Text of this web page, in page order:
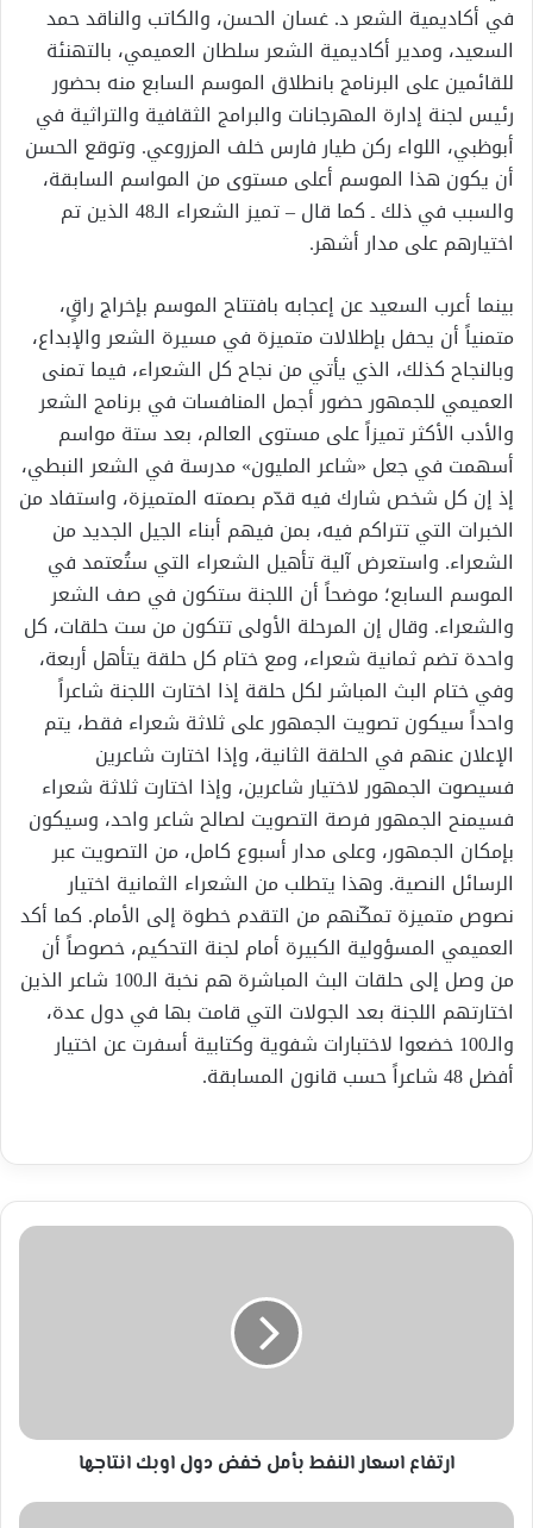
في أكاديمية الشعر د. غسان الحسن، والكاتب والناقد حمد
السعيد، ومدير أكاديمية الشعر سلطان العميمي، بالتهنئة
للقائمين على البرنامج بانطلاق الموسم السابع منه بحضور
رئيس لجنة إدارة المهرجانات والبرامج الثقافية والتراثية في
أبوظبي، اللواء ركن طيار فارس خلف المزروعي. وتوقع الحسن
أن يكون هذا الموسم أعلى مستوى من المواسم السابقة،
والسبب في ذلك ـ كما قال – تميز الشعراء الـ48 الذين تم
اختيارهم على مدار أشهر.
بينما أعرب السعيد عن إعجابه بافتتاح الموسم بإخراج راقٍ،
متمنياً أن يحفل بإطلالات متميزة في مسيرة الشعر والإبداع،
وبالنجاح كذلك، الذي يأتي من نجاح كل الشعراء، فيما تمنى
العميمي للجمهور حضور أجمل المنافسات في برنامج الشعر
والأدب الأكثر تميزاً على مستوى العالم، بعد ستة مواسم
أسهمت في جعل «شاعر المليون» مدرسة في الشعر النبطي،
إذ إن كل شخص شارك فيه قدّم بصمته المتميزة، واستفاد من
الخبرات التي تتراكم فيه، بمن فيهم أبناء الجيل الجديد من
الشعراء. واستعرض آلية تأهيل الشعراء التي ستُعتمد في
الموسم السابع؛ موضحاً أن اللجنة ستكون في صف الشعر
والشعراء. وقال إن المرحلة الأولى تتكون من ست حلقات، كل
واحدة تضم ثمانية شعراء، ومع ختام كل حلقة يتأهل أربعة،
وفي ختام البث المباشر لكل حلقة إذا اختارت اللجنة شاعراً
واحداً سيكون تصويت الجمهور على ثلاثة شعراء فقط، يتم
الإعلان عنهم في الحلقة الثانية، وإذا اختارت شاعرين
فسيصوت الجمهور لاختيار شاعرين، وإذا اختارت ثلاثة شعراء
فسيمنح الجمهور فرصة التصويت لصالح شاعر واحد، وسيكون
بإمكان الجمهور، وعلى مدار أسبوع كامل، من التصويت عبر
الرسائل النصية. وهذا يتطلب من الشعراء الثمانية اختيار
نصوص متميزة تمكّنهم من التقدم خطوة إلى الأمام. كما أكد
العميمي المسؤولية الكبيرة أمام لجنة التحكيم، خصوصاً أن
من وصل إلى حلقات البث المباشرة هم نخبة الـ100 شاعر الذين
اختارتهم اللجنة بعد الجولات التي قامت بها في دول عدة،
والـ100 خضعوا لاختبارات شفوية وكتابية أسفرت عن اختيار
أفضل 48 شاعراً حسب قانون المسابقة.
ارتفاع
ارتفاع اسعار النفط بأمل خفض دول اوبك انتاجها
مدينة